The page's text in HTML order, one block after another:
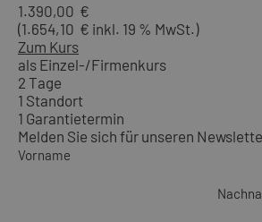
1.390,00 €
(1.654,10 € inkl. 19 % MwSt.)
Zum Kurs
als Einzel-/Firmenkurs
2 Tage
1 Standort
1 Garantietermin
Melden Sie sich für unseren
Vorname